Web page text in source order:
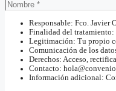
Nombre
Responsable: Fco. Javier
Finalidad del
Legitimación: Tu propio
Comunicación de los
Derechos: Acceso,
Contacto:
Información adicional: